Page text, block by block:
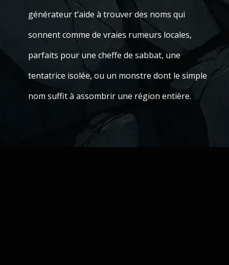
générateur t’aide à trouver des noms qui
sonnent comme de vraies rumeurs locales,
parfaits pour une cheffe de sabbat, une
tentatrice isolée, ou un monstre dont le simple
nom suffit à assombrir une région entière.